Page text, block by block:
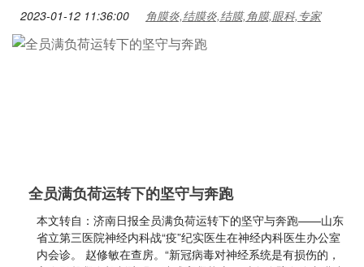
2023-01-12 11:36:00 角膜炎,结膜炎,结膜,角膜,眼科,专家
全员满负荷运转下的坚守与奔跑
本文转自：济南日报全员满负荷运转下的坚守与奔跑——山东
省立第三医院神经内科战“疫”纪实医生在神经内科医生办公室
内会诊。 赵修敏在查房。“新冠病毒对神经系统是有损伤的，